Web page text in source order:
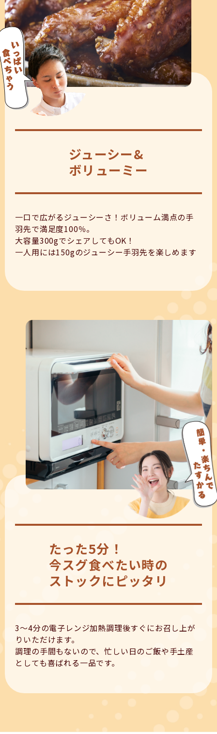
ジューシー&
ボリューミー
一口で広がるジューシーさ！ボリューム満点の手
羽先で満足度100％。
大容量300gでシェアしてもOK！
一人用には150gのジューシー手羽先を楽しめます
たった5分！
今スグ食べたい時の
ストックにピッタリ
3～4分の電子レンジ加熱調理後すぐにお召し上が
りいただけます。
調理の手間もないので、忙しい日のご飯や手土産
としても喜ばれる一品です。